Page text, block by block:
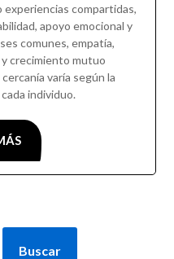
compartidas,
apoyo emocional y
comunes, empatía,
crecimiento mutuo
varía según la
individuo.
Buscar